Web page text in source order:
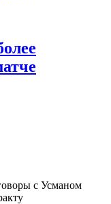
с Усманом